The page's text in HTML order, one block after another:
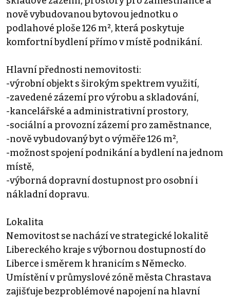
nově vybudovanou bytovou jednotku o
podlahové ploše 126 m², která poskytuje
komfortní bydlení přímo v místě podnikání.
Hlavní přednosti nemovitosti:
-výrobní objekt s širokým spektrem využití,
-zavedené zázemí pro výrobu a skladování,
-kancelářské a administrativní prostory,
-sociální a provozní zázemí pro zaměstnance,
-nově vybudovaný byt o výměře 126 m²,
-možnost spojení podnikání a bydlení na jednom
místě,
-výborná dopravní dostupnost pro osobní i
nákladní dopravu.
Lokalita
Nemovitost se nachází ve strategické lokalitě
Libereckého kraje s výbornou dostupností do
Liberce i směrem k hranicím s Německo.
Umístění v průmyslové zóně města Chrastava
zajišťuje bezproblémové napojení na hlavní